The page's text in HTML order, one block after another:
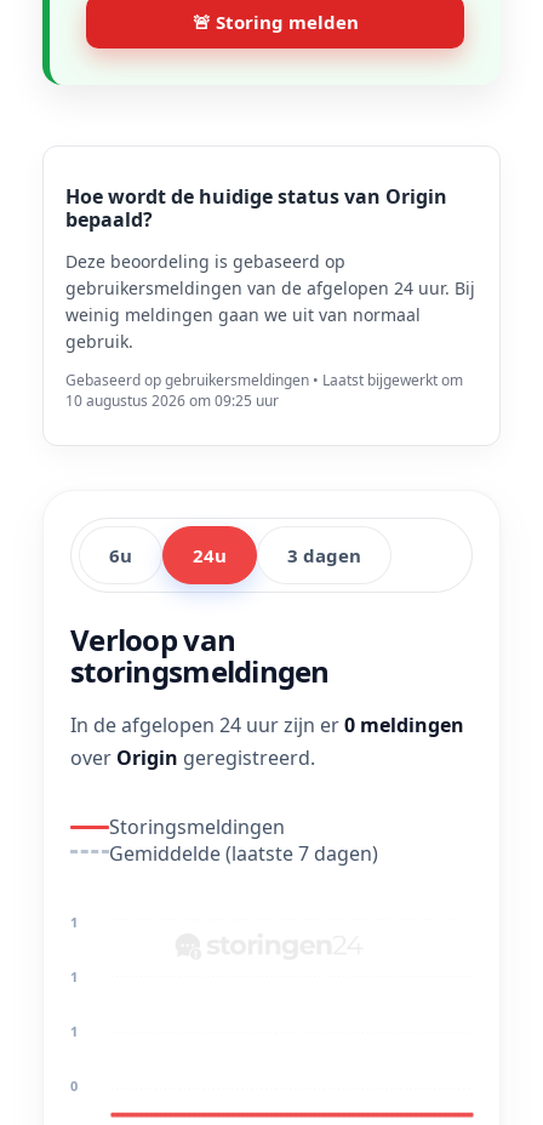
🚨 Storing melden
Hoe wordt de huidige status van Origin
bepaald?
Deze beoordeling is gebaseerd op
gebruikersmeldingen van de afgelopen 24 uur. Bij
weinig meldingen gaan we uit van normaal
gebruik.
Gebaseerd op gebruikersmeldingen • Laatst bijgewerkt om
10 augustus 2026 om 09:25 uur
6u 24u 3 dagen
Verloop van
storingsmeldingen
In de afgelopen 24 uur zijn er0 meldingen
over Origin geregistreerd.
Storingsmeldingen
Gemiddelde (laatste 7 dagen)
1
1
1
0